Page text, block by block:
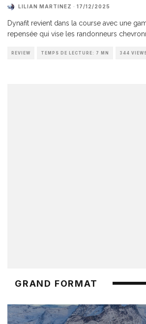
LILIAN MARTINEZ · 17/12/2025
Dynafit revient dans la course avec une
repensée qui vise les randonneurs
REVIEW TEMPS DE LECTURE: 7 MN 344
GRAND FORMAT